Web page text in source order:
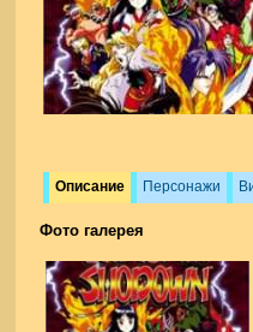
Описание Персонажи
Фото галерея